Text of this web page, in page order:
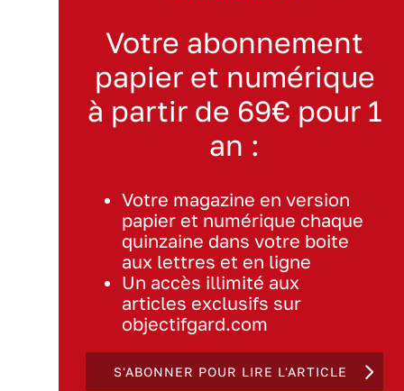
Votre abonnement
papier et numérique
à partir de 69€ pour 1
an :
Votre magazine en version
papier et numérique chaque
quinzaine dans votre boite
aux lettres et en ligne
Un accès illimité aux
articles exclusifs sur
objectifgard.com
S'ABONNER POUR LIRE L'ARTICLE